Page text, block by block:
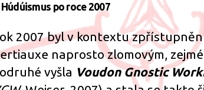
Húdúismus po roce 2007
2007 byl v kontextu
naprosto zlomovým,
vyšla Voudon Gnostic